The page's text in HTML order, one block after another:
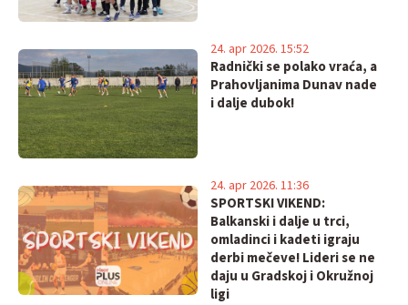
Radnički se polako vraća, a
Prahovljanima Dunav nade
i dalje dubok!
24. apr 2026. 15:52
SPORTSKI VIKEND:
Balkanski i dalje u trci,
omladinci i kadeti igraju
derbi mečeve! Lideri se ne
daju u Gradskoj i Okružnoj
ligi
24. apr 2026. 11:36